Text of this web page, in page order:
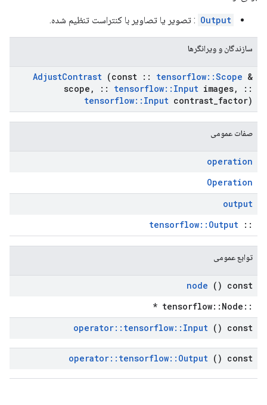
Output : تصویر یا تصاویر با کنتراست تنظیم شده.
سازندگان و ویرانگرها
AdjustContrast (const :: tensorflow::Scope &
scope , :: tensorflow:: Input images,
::
tensorflow:: Input contrast factor)
صفات عمومی
operation
Operation
output
::
tensorflow::Output
توابع عمومی
node () const
::tensorflow::Node *
operator:: tensorflow:: Input () const
operator:: tensorflow:: Output () const